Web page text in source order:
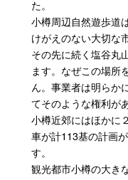
た。
小樽周辺自然遊歩道
けがえのない大切な
その先に続く塩谷丸
ます。なぜこの場所
ん。事業者は明らか
てそのような権利が
小樽近郊にはほかに
車が計113基の計画
す。
観光都市小樽の大き